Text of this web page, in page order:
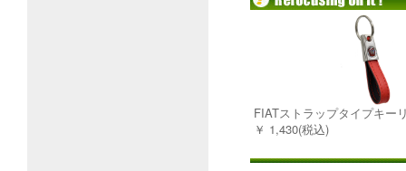
FIATストラップタイプキー
￥ 1,430(税込)